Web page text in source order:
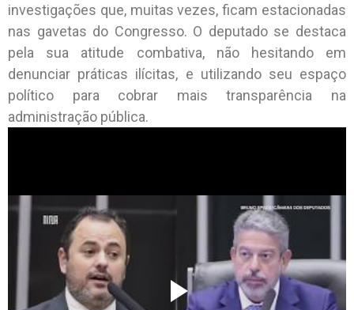
investigações que, muitas vezes, ficam estacionadas
nas gavetas do Congresso. O deputado se destaca
pela sua atitude combativa, não hesitando em
denunciar práticas ilícitas, e utilizando seu espaço
político para cobrar mais transparência na
administração pública.